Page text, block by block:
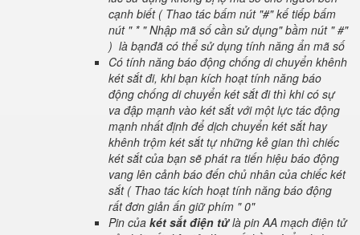
cạnh biết ( Thao tác bấm nút "#" kế tiếp bấm
nút " * " Nhập mã số cần sử dụng" bầm nút " #"
) là bạnđã có thể sử dụng tính năng ẩn mã số
Có tính năng báo động chống di chuyển khênh
két sắt đi, khi bạn kích hoạt tính năng báo
động chống di chuyển két sắt đi thì khi có sự
va đập mạnh vào két sắt với một lực tác động
mạnh nhất định để dịch chuyển két sắt hay
khênh trộm két sắt tự những kẻ gian thì chiếc
két sắt của bạn sẽ phát ra tiến hiệu báo động
vang lên cảnh báo đến chủ nhân của chiếc két
sắt ( Thao tác kích hoạt tính năng báo động
rất đơn giản ấn giữ phím " 0"
Pin của két sắt điện tửlà pin AA mạch điện tử